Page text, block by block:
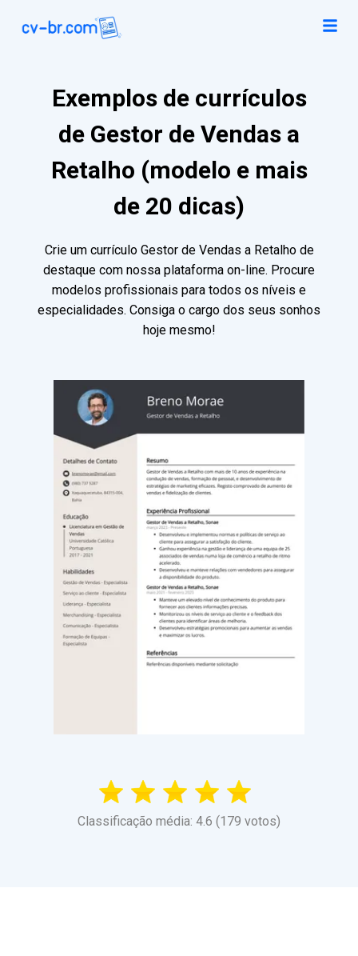
Exemplos de currículos
de Gestor de Vendas a
Retalho (modelo e mais
de 20 dicas)
Crie um currículo Gestor de Vendas a Retalho de
destaque com nossa plataforma on-line. Procure
modelos profissionais para todos os níveis e
especialidades. Consiga o cargo dos seus sonhos
hoje mesmo!
Classificação média: 4.6 (179 votos)